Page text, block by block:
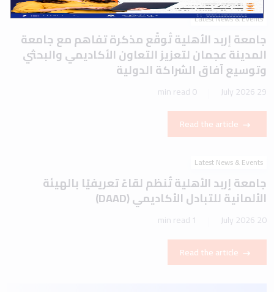
Latest News & Events
جامعة إربد الأهلية تُوقّع مذكرة تفاهم مع جامعة
المدينة عجمان لتعزيز التعاون الأكاديمي والبحثي
وتوسيع آفاق الشراكة الدولية
29 July 2026
0 min read
Read the article
Latest News & Events
جامعة إربد الأهلية تُنظم لقاءً تعريفيًا بالهيئة
الألمانية للتبادل الأكاديمي (DAAD)
20 July 2026
1 min read
Read the article